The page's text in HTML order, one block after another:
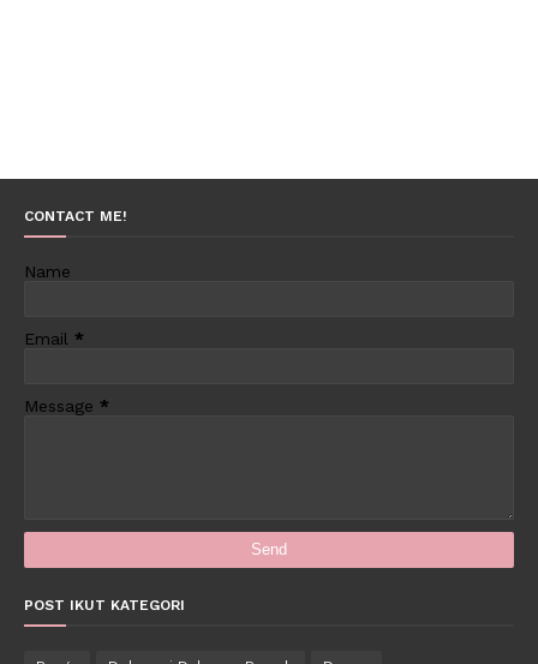
CONTACT ME!
Name
Email *
Message *
POST IKUT KATEGORI